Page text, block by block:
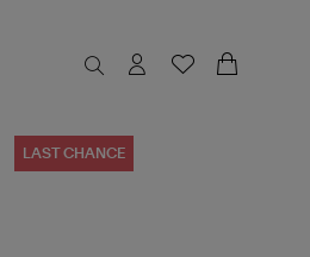
LAST CHANCE